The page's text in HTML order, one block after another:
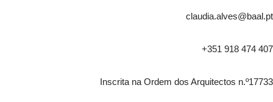
claudia.alves@baal.pt
+351 918 474 407
Inscrita na Ordem dos Arquitectos n.º17733